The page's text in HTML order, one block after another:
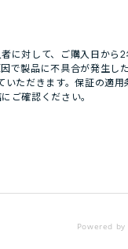
に対して、ご購入日から
で製品に不具合が発生し
ただきます。保証の適用
ご確認ください。